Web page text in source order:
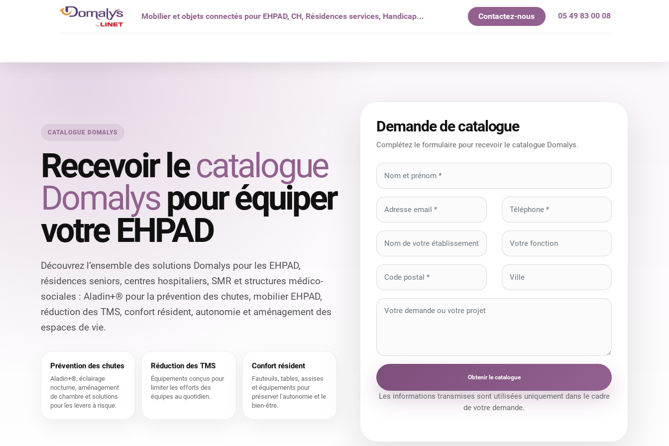
Mobilier et objets connectés pour EHPAD, CH, Résidences services, Handicap... Contactez-nous 05 49 83 00 08
CATALOGUE DOMALYS
Recevoir lecatalogue
Domalyspour équiper
votre EHPAD
Découvrez l’ensemble des solutions Domalys pour les EHPAD,
résidences seniors, centres hospitaliers, SMR et structures médico-
sociales : Aladin+® pour la prévention des chutes, mobilier EHPAD,
réduction des TMS, confort résident, autonomie et aménagement des
espaces de vie.
Prévention des chutes
Aladin+®, éclairage
nocturne, aménagement
de chambre et solutions
pour les levers à risque.
Réduction des TMS
Équipements conçus pour
limiter les efforts des
équipes au quotidien.
Confort résident
Fauteuils, tables, assises
et équipements pour
préserver l’autonomie et le
bien-être.
Demande de catalogue
Complétez le formulaire pour recevoir le catalogue Domalys.
Obtenir le catalogue
Les informations transmises sont utilisées uniquement dans le cadre
de votre demande.